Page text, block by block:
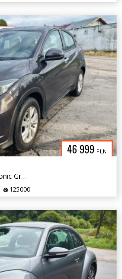
46 999 PLN
1.6 120Ps.Navigacja Klimatronic Grzane Fotele 2016
125000